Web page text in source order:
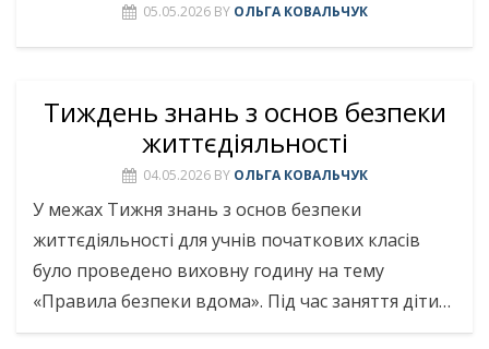
05.05.2026 BY ОЛЬГА КОВАЛЬЧУК
Тиждень знань з основ безпеки
життєдіяльності
04.05.2026 BY ОЛЬГА КОВАЛЬЧУК
У межах Тижня знань з основ безпеки
життєдіяльності для учнів початкових класів
було проведено виховну годину на тему
«Правила безпеки вдома». Під час заняття діти…